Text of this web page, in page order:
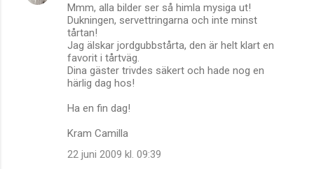
Mmm, alla bilder ser så himla mysiga ut!
Dukningen, servettringarna och inte minst
tårtan!
Jag älskar jordgubbstårta, den är helt klart en
favorit i tårtväg.
Dina gäster trivdes säkert och hade nog en
härlig dag hos!
Ha en fin dag!
Kram Camilla
22 juni 2009 kl. 09:39